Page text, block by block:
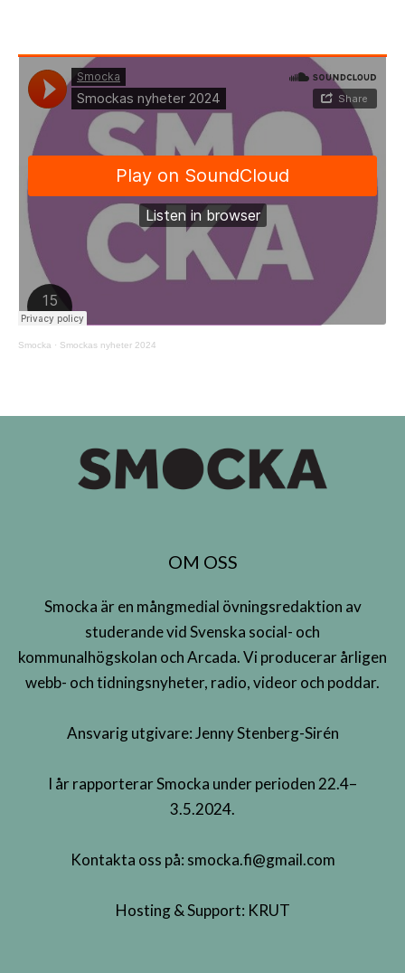
Smocka · Smockas nyheter 2024
OM OSS
Smocka är en mångmedial övningsredaktion av
studerande vid Svenska social- och
kommunalhögskolan och Arcada. Vi producerar årligen
webb- och tidningsnyheter, radio, videor och poddar.
Ansvarig utgivare: Jenny Stenberg-Sirén
I år rapporterar Smocka under perioden 22.4–
3.5.2024.
Kontakta oss på: smocka.fi@gmail.com
Hosting & Support: KRUT